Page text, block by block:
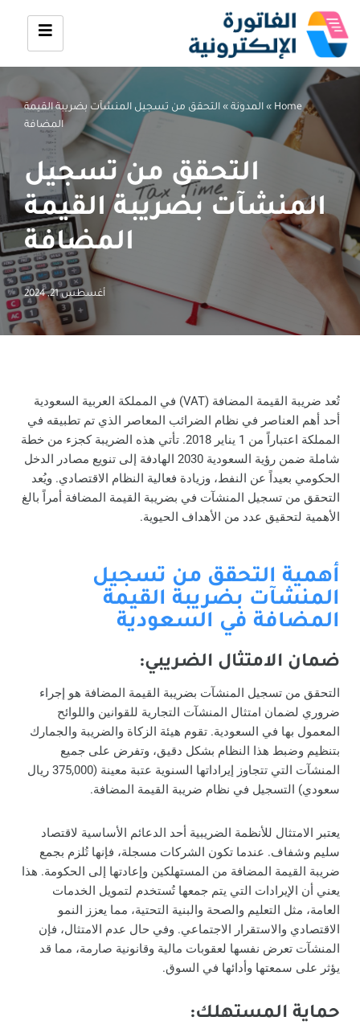
تخطى
المحتوى
Home
» المدونة » التحقق من تسجيل المنشآت بضريبة القيمة
المضافة
التحقق من تسجيل
المنشآت بضريبة القيمة
المضافة
أغسطس 21, 2024
تُعد ضريبة القيمة المضافة (VAT) في المملكة العربية السعودية
أحد أهم العناصر في نظام الضرائب المعاصر الذي تم تطبيقه في
المملكة اعتباراً من 1 يناير 2018. تأتي هذه الضريبة كجزء من خطة
شاملة ضمن رؤية السعودية 2030 الهادفة إلى تنويع مصادر الدخل
الحكومي بعيداً عن النفط، وزيادة فعالية النظام الاقتصادي. ويُعد
التحقق من تسجيل المنشآت في بضريبة القيمة المضافة أمراً بالغ
الأهمية لتحقيق عدد من الأهداف الحيوية.
أهمية التحقق من تسجيل
المنشآت بضريبة القيمة
المضافة في السعودية
ضمان الامتثال الضريبي:
التحقق من تسجيل المنشآت بضريبة القيمة المضافة هو إجراء
ضروري لضمان امتثال المنشآت التجارية للقوانين واللوائح
المعمول بها في السعودية. تقوم هيئة الزكاة والضريبة والجمارك
بتنظيم وضبط هذا النظام بشكل دقيق، وتفرض على جميع
المنشآت التي تتجاوز إيراداتها السنوية عتبة معينة (375,000 ريال
سعودي) التسجيل في نظام ضريبة القيمة المضافة.
يعتبر الامتثال للأنظمة الضريبية أحد الدعائم الأساسية لاقتصاد
سليم وشفاف. عندما تكون الشركات مسجلة، فإنها تُلزم بجمع
ضريبة القيمة المضافة من المستهلكين وإعادتها إلى الحكومة. هذا
يعني أن الإيرادات التي يتم جمعها تُستخدم لتمويل الخدمات
العامة، مثل التعليم والصحة والبنية التحتية، مما يعزز النمو
الاقتصادي والاستقرار الاجتماعي. وفي حال عدم الامتثال، فإن
المنشآت تعرض نفسها لعقوبات مالية وقانونية صارمة، مما قد
يؤثر على سمعتها وأدائها في السوق.
حماية المستهلك: